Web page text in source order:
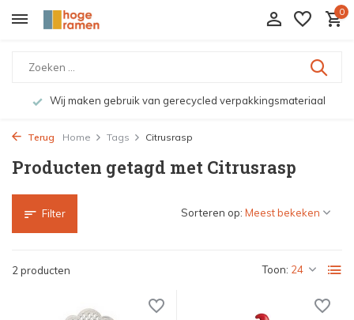
0
Wij maken gebruik van gerecycled verpakkingsmateriaal
Terug Home Tags Citrusrasp
Producten getagd met Citrusrasp
Filter
2 producten Toon:
Sorteren op: